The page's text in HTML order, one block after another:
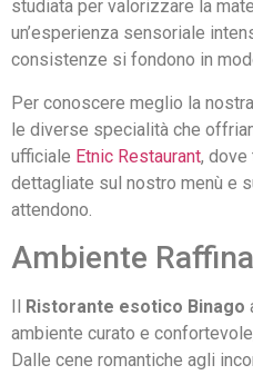
studiata per valorizzare la
un’esperienza sensoriale
consistenze si fondono in
Per conoscere meglio la
le diverse specialità che
ufficiale Etnic Restaurant, dove
dettagliate sul nostro menù e
attendono.
Ambiente
Ristorante esotico Binago
ambiente curato e
Dalle cene romantiche agli